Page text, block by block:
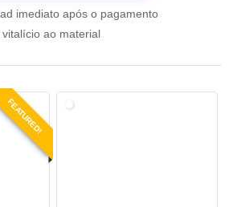
imediato após o pagamento
vitalício ao material
FEATURED!